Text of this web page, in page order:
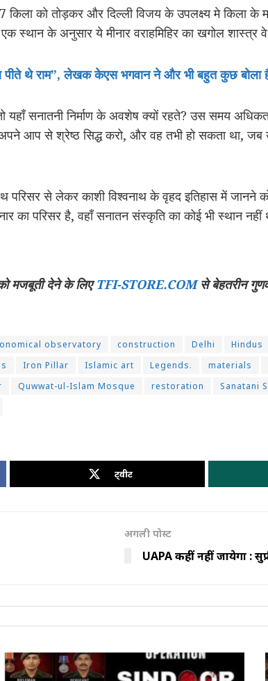
को तोड़कर और दिल्ली विजय के उपलक्ष्य मे किला के
स्थान के अनुसार ये मीनार वराहमिहिर का खगोल शास्त्र
थे राम”, लेखक केएस भगवान ने और भी बहुत कुछ बोला
यहाँ सनातनी निर्माण के अवशेष क्यों रहते? उस समय
आप से श्रेष्ठ सिद्ध करो, और वह तभी हो सकता था,
से लेकर काशी विश्वनाथ के वृहद इतिहास में जानने
का परिसर है, वहाँ सनातन संस्कृति का कोई भी स्थान नहीं
को मजबूती देने के लिएTFI-STORE.COMसे बेहतरीन
observatory construction Delhi Hindus
Iron Pillar Islamic art Legends. materials
Quwwat-ul-Islam Mosque restoration Sanatani
ट्वीट
अगली पोस्ट
UAPA कहीं नहीं जायेगा :